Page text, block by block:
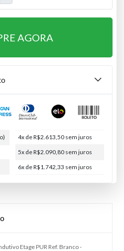
AGORA
4x de R$2.613,50 sem juros
5x de R$2.090,80 sem juros
6x de R$1.742,33 sem juros
Etage PUR Ref. Branco -